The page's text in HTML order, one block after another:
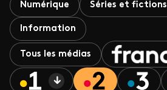
Numérique Séries et fictions
Information
Tous les médias